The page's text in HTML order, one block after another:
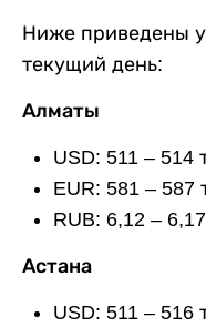
Ниже приведены
текущий день:
Алматы
USD: 511 – 514
EUR: 581 – 587
RUB: 6,12 –
Астана
USD: 511 – 516